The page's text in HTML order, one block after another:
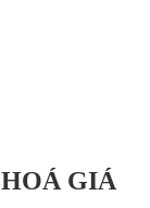
GIÁ